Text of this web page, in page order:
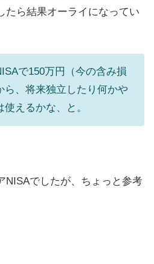
たら結果オーライになってい
で150万円（今の含み損
ら、将来独立したり何かや
えるかな、と。
NISAでしたが、ちょっと参考